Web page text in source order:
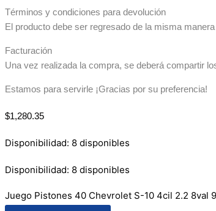
Términos y condiciones para devolución
El producto debe ser regresado de la misma
Facturación
Una vez realizada la compra, se deberá compartir
Estamos para servirle ¡Gracias por su preferencia!
$1,280.35
Disponibilidad: 8 disponibles
Disponibilidad: 8 disponibles
Juego Pistones 40 Chevrolet S-10 4cil 2.2 8val